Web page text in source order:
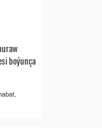
boýunça